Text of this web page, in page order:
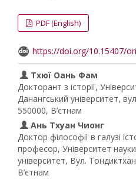
PDF (English)
https://doi.org/10.15407/
Тхюї Оань Фам
Докторант з історії,
Данангський університет,
550000, В’єтнам
Ань Тхуан Чионг
Доктор філософії в галузі
професор, Університет
університет, Вул.
В’єтнам